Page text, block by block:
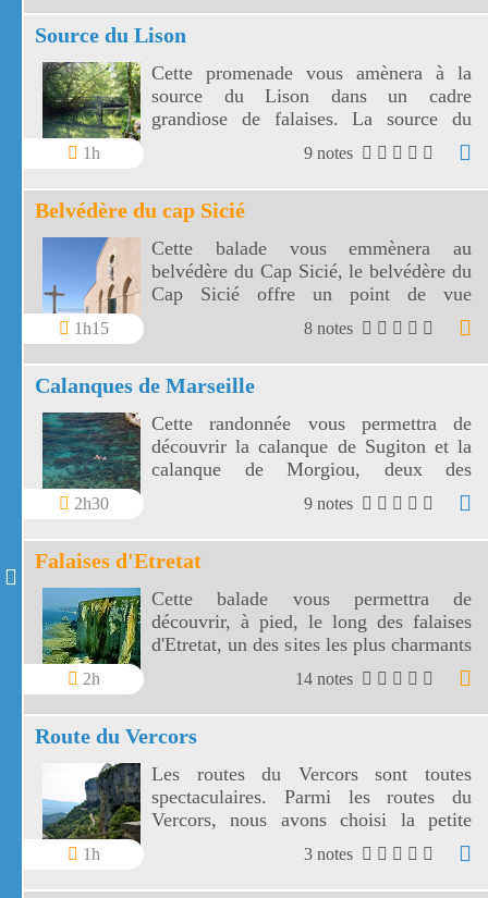
Source du Lison
1h
Cette promenade vous amènera à la
source du Lison dans un cadre
grandiose de falaises. La source du
Lison est une résurgence
impressionnante et l'un des plus vastes
réseaux de spéléologie de France.
9 notes
Belvédère du cap Sicié
1h15
Cette balade vous emmènera au
belvédère du Cap Sicié, le belvédère du
Cap Sicié offre un point de vue
remarquable sur la rade de Toulon,
l'ouest Var et le massif des Calanques.
8 notes
Calanques de Marseille
2h30
Cette randonnée vous permettra de
découvrir la calanque de Sugiton et la
calanque de Morgiou, deux des
calanques de Marseille moins connues
ou assimilées aux calanques de Cassis
mais toutes aussi spectaculaires.
9 notes
Falaises d'Etretat
2h
Cette balade vous permettra de
découvrir, à pied, le long des falaises
d'Etretat, un des sites les plus charmants
de France. Suivez bien les chemins pour
respecter ce lieu car les falaises d'Etretat
sont très fréquentées.
14 notes
Route du Vercors
1h
Les routes du Vercors sont toutes
spectaculaires. Parmi les routes du
Vercors, nous avons choisi la petite
route de Presles qui parcourt les falaises
3 notes